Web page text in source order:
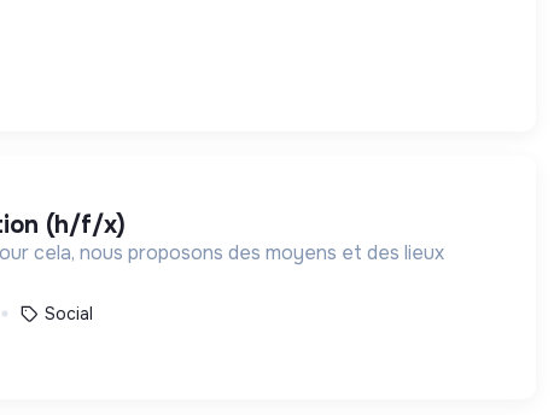
(h/f/x)
cela, nous proposons des moyens et des lieux
Social